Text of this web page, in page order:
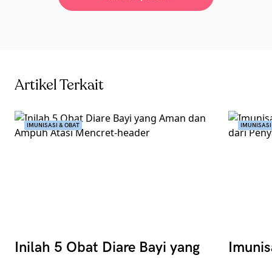
Artikel Terkait
IMUNISASI & OBAT
Inilah 5 Obat Diare Bayi yang
IMUNISASI